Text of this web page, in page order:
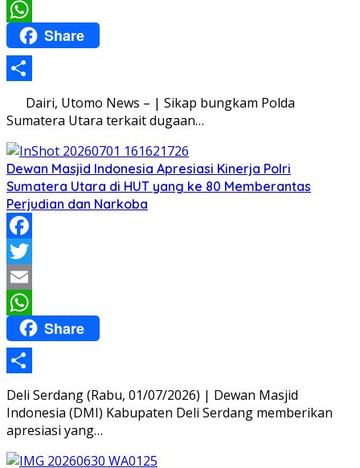
Email
WhatsApp
Share
Share
Dairi, Utomo News – | Sikap bungkam Polda
Sumatera Utara terkait dugaan…
Dewan Masjid Indonesia Apresiasi Kinerja Polri
Sumatera Utara di HUT yang ke 80 Memberantas
Perjudian dan Narkoba
Facebook
Twitter
Email
WhatsApp
Share
Share
Deli Serdang (Rabu, 01/07/2026) | Dewan Masjid
Indonesia (DMI) Kabupaten Deli Serdang memberikan
apresiasi yang…